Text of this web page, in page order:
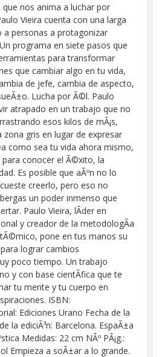
nos anima a luchar por
Vieira cuenta con una larga
a personas a protagonizar
programa en siete pasos que
para transformar
que cambiar algo en tu vida,
de jefe, cambia de aspecto,
Lucha por Ã©l. Paulo
atrapado en un trabajo que no
esos kilos de mÃ¡s,
gris en lugar de expresar
como sea tu vida ahora mismo,
conocer el Ã©xito, la
Es posible que aÃºn no lo
creerlo, pero eso no
un poder inmenso que
Paulo Vieira, lÃ­der en
y creador de la metodologÃ­a
pone en tus manos su
lograr cambios
poco tiempo. Un trabajo
y con base cientÃ­fica que te
tu mente y tu cuerpo en
ISBN:
Ediciones Urano Fecha de la
la ediciÃ³n: Barcelona. EspaÃ±a
Medidas: 22 cm NÂº PÃ¡g.:
Empieza a soÃ±ar a lo grande.